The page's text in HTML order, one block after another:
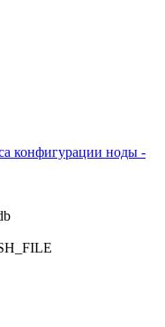
конфигурации ноды -